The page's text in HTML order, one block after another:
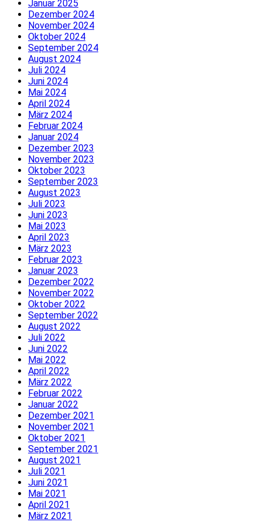
Januar 2025
Dezember 2024
November 2024
Oktober 2024
September 2024
August 2024
Juli 2024
Juni 2024
Mai 2024
April 2024
März 2024
Februar 2024
Januar 2024
Dezember 2023
November 2023
Oktober 2023
September 2023
August 2023
Juli 2023
Juni 2023
Mai 2023
April 2023
März 2023
Februar 2023
Januar 2023
Dezember 2022
November 2022
Oktober 2022
September 2022
August 2022
Juli 2022
Juni 2022
Mai 2022
April 2022
März 2022
Februar 2022
Januar 2022
Dezember 2021
November 2021
Oktober 2021
September 2021
August 2021
Juli 2021
Juni 2021
Mai 2021
April 2021
März 2021